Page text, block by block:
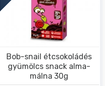
Bob-snail étcsokoládés
gyümölcs snack alma-
málna 30g